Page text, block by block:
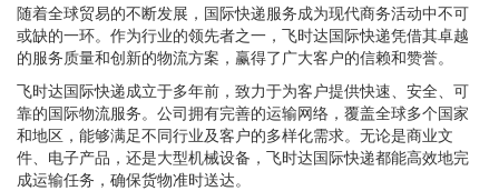
随着全球贸易的不断发展，国际快递服务成为现代商务活动中不可
或缺的一环。作为行业的领先者之一，飞时达国际快递凭借其卓越
的服务质量和创新的物流方案，赢得了广大客户的信赖和赞誉。
飞时达国际快递成立于多年前，致力于为客户提供快速、安全、可
靠的国际物流服务。公司拥有完善的运输网络，覆盖全球多个国家
和地区，能够满足不同行业及客户的多样化需求。无论是商业文
件、电子产品，还是大型机械设备，飞时达国际快递都能高效地完
成运输任务，确保货物准时送达。